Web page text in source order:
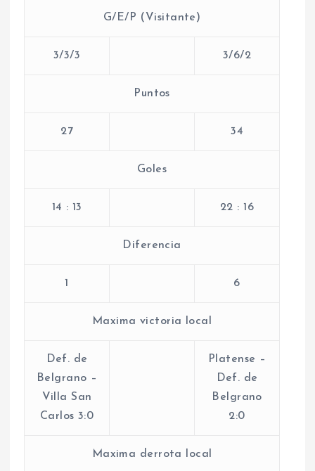
G/E/P (Visitante)
3/3/3 3/6/2
Puntos
27 34
Goles
14 : 13 22 : 16
Diferencia
1 6
Maxima victoria local
Def. de
Belgrano –
Villa San
Carlos 3:0
Platense –
Def. de
Belgrano
2:0
Maxima derrota local